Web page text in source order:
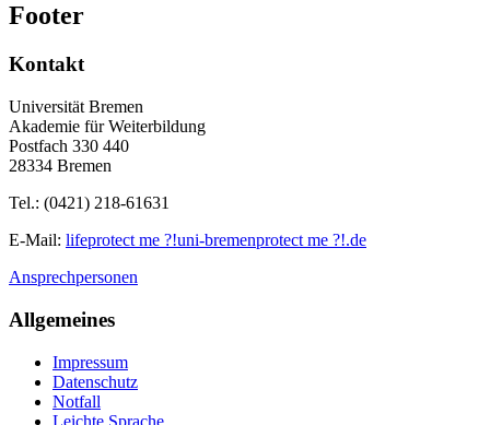
Footer
Kontakt
Universität Bremen
Akademie für Weiterbildung
Postfach 330 440
28334 Bremen
Tel.: (0421) 218-61631
E-Mail: lifeprotect me ?!uni-bremenprotect me ?!.de
Ansprechpersonen
Allgemeines
Impressum
Datenschutz
Notfall
Leichte Sprache